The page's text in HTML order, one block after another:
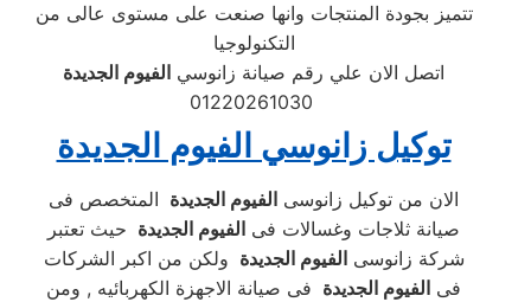
تتميز بجودة المنتجات وانها صنعت على مستوى عالى من
التكنولوجيا
اتصل الان علي رقم صيانة زانوسي الفيوم الجديدة
توكيل زانوسي الفيوم الجديدة
الان من توكيل زانوسى الفيوم الجديدة المتخصص فى
صيانة ثلاجات وغسالات فى الفيوم الجديدة حيث تعتبر
شركة زانوسىالفيوم الجديدة ولكن من اكبر الشركات
فى الفيوم الجديدة فى صيانة الاجهزة الكهربائيه , ومن